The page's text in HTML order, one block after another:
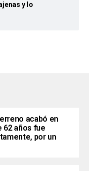
y lo
acabó en
62 años fue
por un